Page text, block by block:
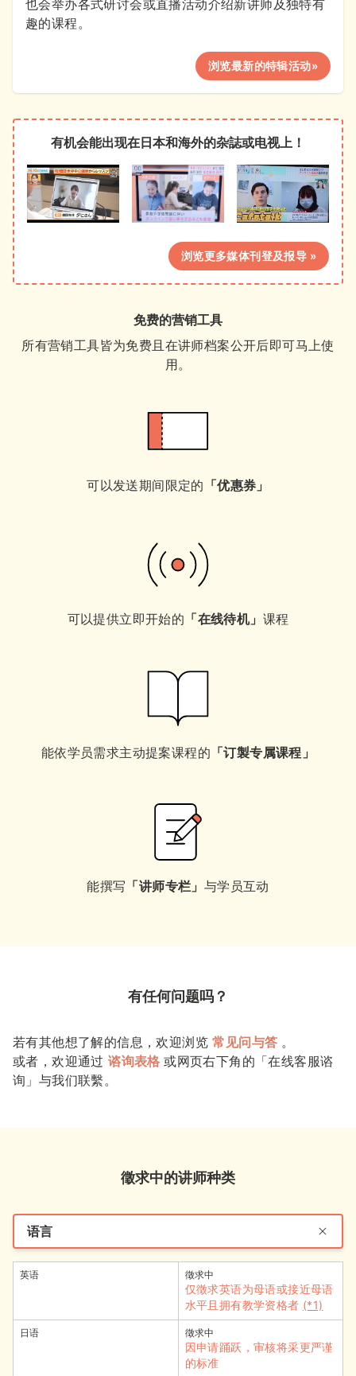
也会举办各式研讨会或直播活动介绍新讲师及独特有
趣的课程。
浏览最新的特辑活动»
有机会能出现在日本和海外的杂誌或电视上！
浏览更多媒体刊登及报导 »
免费的营销工具
所有营销工具皆为免费且在讲师档案公开后即可马上使
用。
可以发送期间限定的 「优惠券」
可以提供立即开始的 「在线待机」 课程
能依学员需求主动提案课程的 「订製专属课程」
能撰写 「讲师专栏」 与学员互动
有任何问题吗？
若有其他想了解的信息，欢迎浏览常见问与答 。
或者，欢迎通过谘询表格或网页右下角的「在线客服谘
询」与我们联繫。
徵求中的讲师种类
语言
英语 徵求中
仅徵求英语为母语或接近母语
水平且拥有教学资格者 (*1)
日语 徵求中
因申请踊跃，审核将采更严谨
的标准